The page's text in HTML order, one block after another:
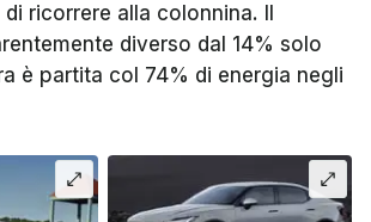
ricorrere alla colonnina. Il
diverso dal 14% solo
è partita col 74% di energia negli